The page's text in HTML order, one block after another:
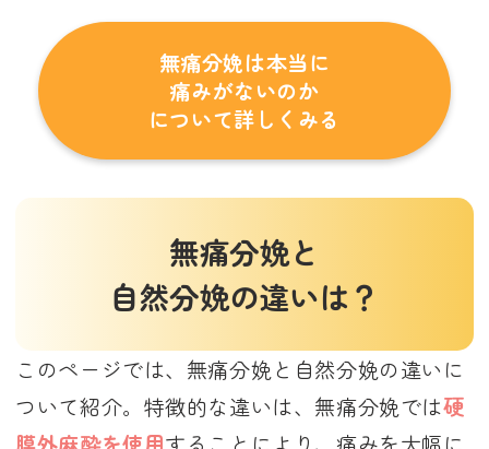
無痛分娩は本当に
痛みがないのか
について詳しくみる
無痛分娩と
自然分娩の違いは？
このページでは、無痛分娩と自然分娩の違いに
ついて紹介。特徴的な違いは、無痛分娩では硬